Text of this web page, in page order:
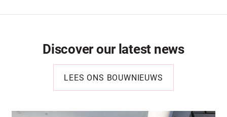
Discover our latest news
LEES ONS BOUWNIEUWS